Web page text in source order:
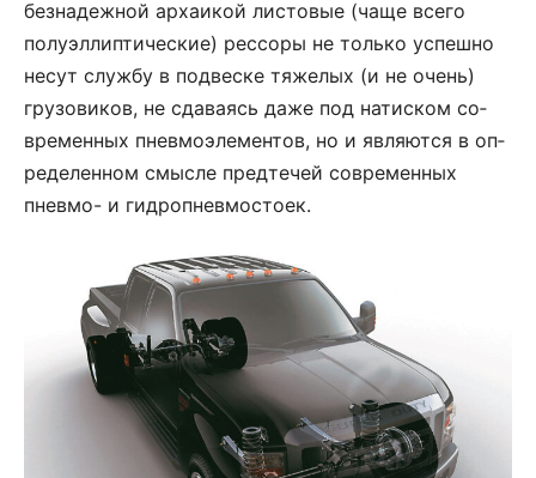
без­на­деж­ной ар­ха­и­кой ли­с­то­вые (ча­ще все­го
полуэл­лип­ти­че­с­кие) рес­со­ры не толь­ко ус­пеш­но
не­сут служ­бу в под­ве­с­ке тя­же­лых (и не очень)
гру­зо­ви­ков, не сда­ва­ясь да­же под на­ти­с­ком со­
вре­мен­ных пнев­мо­эле­мен­тов, но и яв­ля­ют­ся в оп­
ре­де­лен­ном смыс­ле пред­те­чей со­вре­мен­ных
пнев­мо- и гидропневмо­с­то­ек.